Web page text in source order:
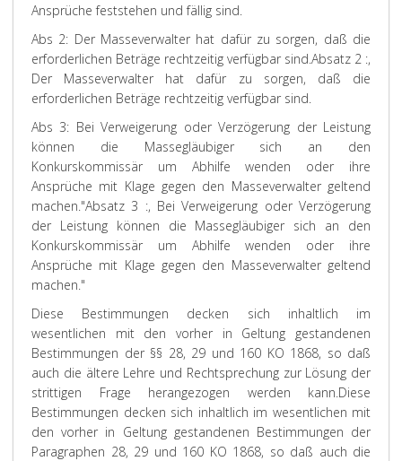
Ansprüche feststehen und fällig sind.
Abs 2: Der Masseverwalter hat dafür zu sorgen, daß die
erforderlichen Beträge rechtzeitig verfügbar sind.Absatz 2 :,
Der Masseverwalter hat dafür zu sorgen, daß die
erforderlichen Beträge rechtzeitig verfügbar sind.
Abs 3: Bei Verweigerung oder Verzögerung der Leistung
können die Massegläubiger sich an den
Konkurskommissär um Abhilfe wenden oder ihre
Ansprüche mit Klage gegen den Masseverwalter geltend
machen."Absatz 3 :, Bei Verweigerung oder Verzögerung
der Leistung können die Massegläubiger sich an den
Konkurskommissär um Abhilfe wenden oder ihre
Ansprüche mit Klage gegen den Masseverwalter geltend
machen."
Diese Bestimmungen decken sich inhaltlich im
wesentlichen mit den vorher in Geltung gestandenen
Bestimmungen der §§ 28, 29 und 160 KO 1868, so daß
auch die ältere Lehre und Rechtsprechung zur Lösung der
strittigen Frage herangezogen werden kann.Diese
Bestimmungen decken sich inhaltlich im wesentlichen mit
den vorher in Geltung gestandenen Bestimmungen der
Paragraphen 28, 29 und 160 KO 1868, so daß auch die